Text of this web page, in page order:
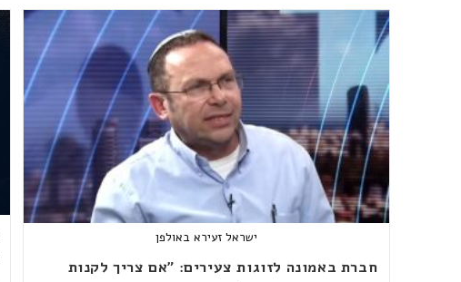
ישראל זעירא באולפן
חברת באמונה לזוגות צעירים: "אם צריך לקנות